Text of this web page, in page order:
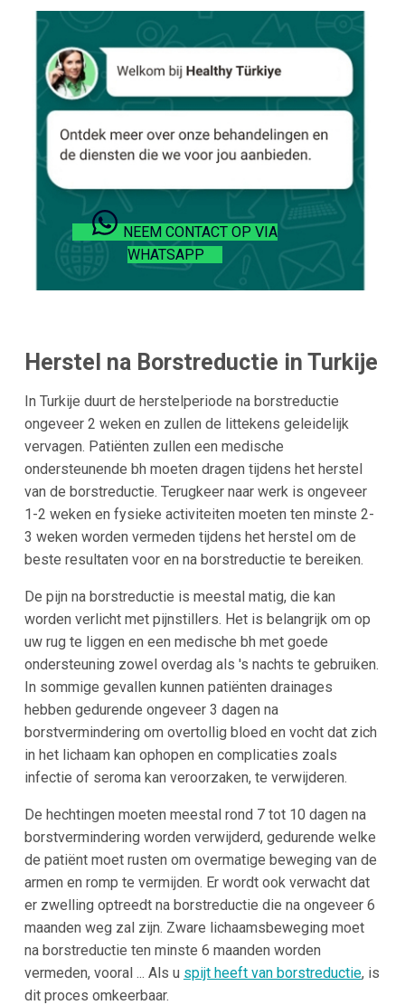
NEEM CONTACT OP VIA
WHATSAPP
Herstel na Borstreductie in Turkije
In Turkije duurt de herstelperiode na borstreductie
ongeveer 2 weken en zullen de littekens geleidelijk
vervagen. Patiënten zullen een medische
ondersteunende bh moeten dragen tijdens het herstel
van de borstreductie. Terugkeer naar werk is ongeveer
1-2 weken en fysieke activiteiten moeten ten minste 2-
3 weken worden vermeden tijdens het herstel om de
beste resultaten voor en na borstreductie te bereiken.
De pijn na borstreductie is meestal matig, die kan
worden verlicht met pijnstillers. Het is belangrijk om op
uw rug te liggen en een medische bh met goede
ondersteuning zowel overdag als 's nachts te gebruiken.
In sommige gevallen kunnen patiënten drainages
hebben gedurende ongeveer 3 dagen na
borstvermindering om overtollig bloed en vocht dat zich
in het lichaam kan ophopen en complicaties zoals
infectie of seroma kan veroorzaken, te verwijderen.
De hechtingen moeten meestal rond 7 tot 10 dagen na
borstvermindering worden verwijderd, gedurende welke
de patiënt moet rusten om overmatige beweging van de
armen en romp te vermijden. Er wordt ook verwacht dat
er zwelling optreedt na borstreductie die na ongeveer 6
maanden weg zal zijn. Zware lichaamsbeweging moet
na borstreductie ten minste 6 maanden worden
vermeden, vooral ... Als u spijt heeft van borstreductie, is
dit proces omkeerbaar.